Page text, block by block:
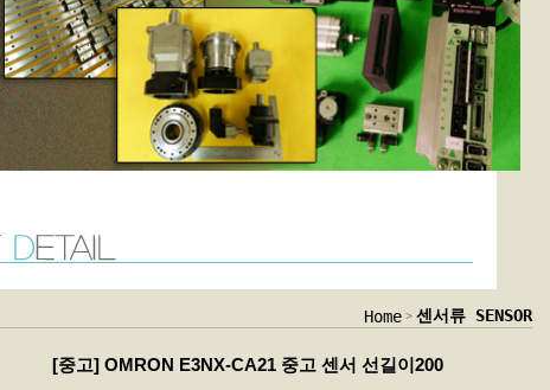
Home > 센서류 SENSOR
[중고] OMRON E3NX-CA21 중고 센서 선길이200